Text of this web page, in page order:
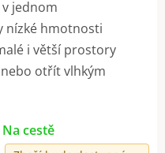
v jednom
nízké hmotnosti
i větší prostory
otřít vlhkým
Na cestě